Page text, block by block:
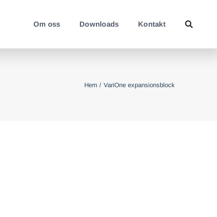
Om oss Downloads Kontakt
Hem VariOne expansionsblock